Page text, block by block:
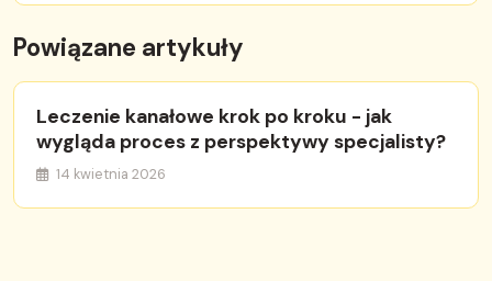
Powiązane artykuły
Leczenie kanałowe krok po kroku - jak
wygląda proces z perspektywy specjalisty?
14 kwietnia 2026